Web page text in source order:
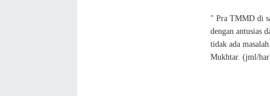
" Pra TMMD di
dengan antusias
tidak ada
Mukhtar. (jml/